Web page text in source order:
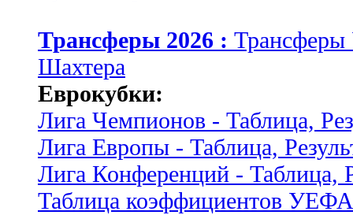
Трансферы 2026 :
Шахтера
Еврокубки:
Лига Чемпионов - Таблица,
Лига Европы - Таблица,
Лига Конференций - Таблица,
Таблица коэффициентов УЕФА